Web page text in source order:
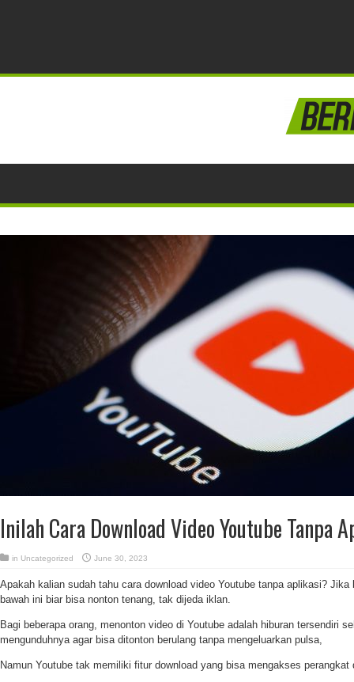
Inilah Cara Download Video Youtube Tanpa
in Uncategorized June 30, 2023
Apakah kalian sudah tahu cara download video Youtube tanpa aplikasi?
bawah ini biar bisa nonton tenang, tak dijeda iklan.
Bagi beberapa orang, menonton video di Youtube adalah hiburan tersendiri
mengunduhnya agar bisa ditonton berulang tanpa mengeluarkan pulsa,
Namun Youtube tak memiliki fitur download yang bisa mengakses